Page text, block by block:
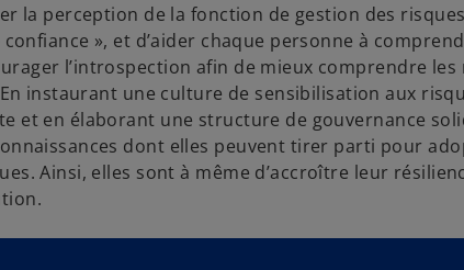
la perception de la fonction de gestion des
», et d’aider chaque personne à
l’introspection afin de mieux comprendre les
instaurant une culture de sensibilisation aux
et en élaborant une structure de gouvernance
dont elles peuvent tirer parti pour
Ainsi, elles sont à même d’accroître leur